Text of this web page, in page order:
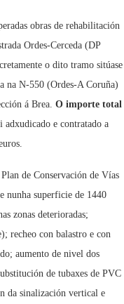
obras de rehabilitación
Ordes-Cerceda (DP
o dito tramo sitúase
na N-550 (Ordes-A Coruña)
á Brea. O importe total
adxudicado e contratado a
de Conservación de Vías
nunha superficie de 1440
zonas deterioradas;
recheo con balastro e con
aumento de nivel dos
de tubaxes de PVC
da sinalización vertical e